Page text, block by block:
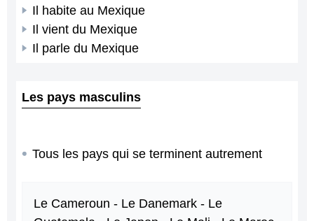
Il habite au Mexique
Il vient du Mexique
Il parle du Mexique
Les pays masculins
Tous les pays qui se terminent autrement
Le Cameroun - Le Danemark - Le